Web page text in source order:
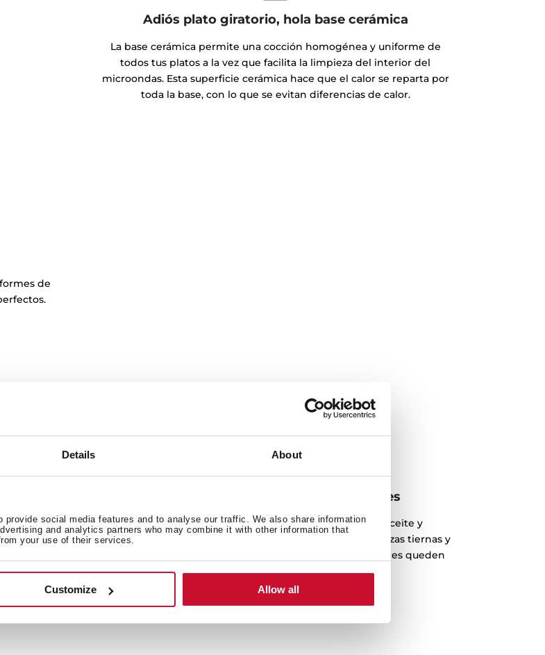
Details About
social media features and to analyse our traffic. We also share information
and analytics partners who may combine it with other information that
your use of their services.
Customize Allow all
Adiós plato giratorio, hola base cerámica
La base cerámica permite una cocción homogénea y uniforme de
todos tus platos a la vez que facilita la limpieza del interior del
microondas. Esta superficie cerámica hace que el calor se reparta por
toda la base, con lo que se evitan diferencias de calor.
de
Tus platos más crujientes y saludables
El plato tostador te permite cocinar con muy poco aceite y
obteniendo resultados crujientes. Podrás hacer desde pizzas tiernas y
jugosas, alcanzando altas temperaturas para que los bordes queden
bien tostados, a patatas fritas o tortillas.